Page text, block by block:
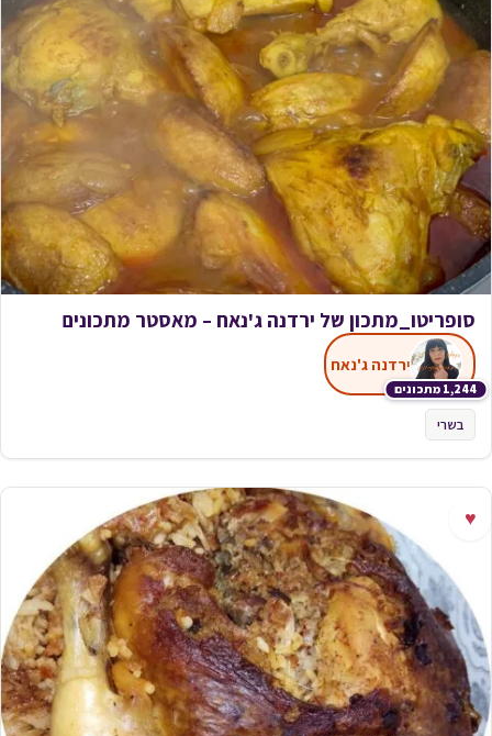
סופריטו_מתכון של ירדנה ג'נאח – מאסטר מתכונים
1,244 מתכונים
ירדנה ג'נאח
בשרי
♥